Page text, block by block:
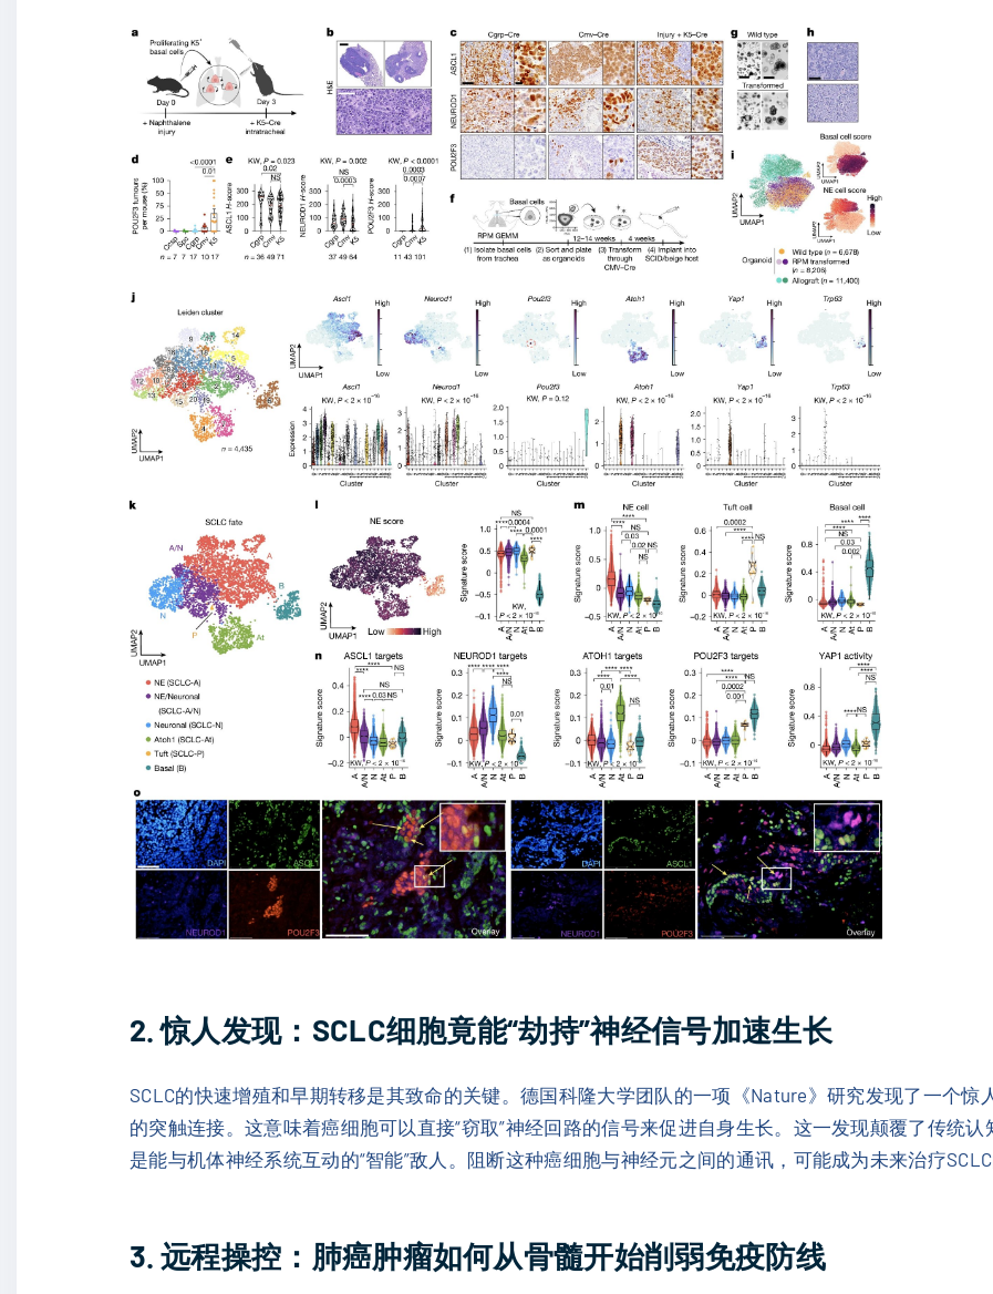
2. 惊人发现：SCLC细胞竟能“劫持”神经信号加速生长
SCLC的快速增殖和早期转移是其致命的关键。德国科隆大学团队的一项《Nature》研究发现了一个惊
的突触连接。这意味着癌细胞可以直接“窃取”神经回路的信号来促进自身生长。这一发现颠覆了传统
是能与机体神经系统互动的“智能”敌人。阻断这种癌细胞与神经元之间的通讯，可能成为未来治疗SCLC
3. 远程操控：肺癌肿瘤如何从骨髓开始削弱免疫防线